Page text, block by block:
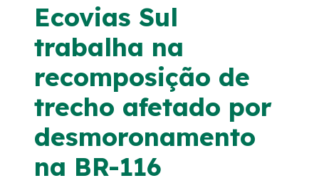
Notícias
Podcasts
Sustentabilidade
Ecovias Sul
trabalha na
recomposição de
trecho afetado por
desmoronamento
na BR-116